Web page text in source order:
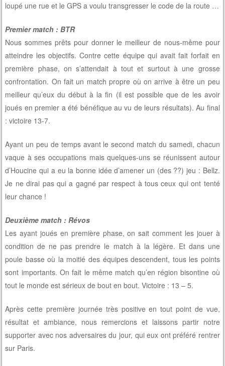
loupé une rue et le GPS a voulu transgresser le code de la route …
Premier match : BTR
Nous sommes prêts pour donner le meilleur de nous-même pour
atteindre les objectifs. Contre cette équipe qui avait fait forfait en
première phase, on s’attendait à tout et surtout à une grosse
confrontation. On fait un match propre où on arrive à être un peu
meilleur qu’eux du début à la fin (il est possible que de les avoir
joués en premier a été bénéfique au vu de leurs résultats). Au final
: victoire 13-7.
Ayant un peu de temps avant le second match du samedi, chacun
vaque à ses occupations mais quelques-uns se réunissent autour
d’Houcine qui a eu la bonne idée d’amener un (des ??) jeu : Bellz.
Je ne dirai pas qui a gagné par respect à tous ceux qui ont tenté
leur chance !
Deuxième match : Révos
Les ayant joués en première phase, on sait comment les jouer à
condition de ne pas prendre le match à la légère. Et dans une
poule basse où la moitié des équipes descendent, tous les points
sont importants. On fait le même match qu’en région bisontine où
tout le monde est sérieux de bout en bout. Victoire : 13 – 5.
Après cette première journée très positive en tout point de vue,
résultat et ambiance, nous remercions et laissons partir notre
supporter avec nos adversaires du jour, qui eux ont préféré rentrer
sur Paris.